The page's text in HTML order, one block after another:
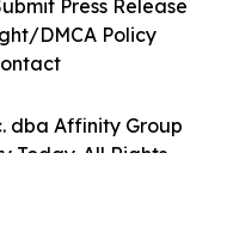
dba Affinity Group
Today. All Rights
Press Release
DMCA Policy